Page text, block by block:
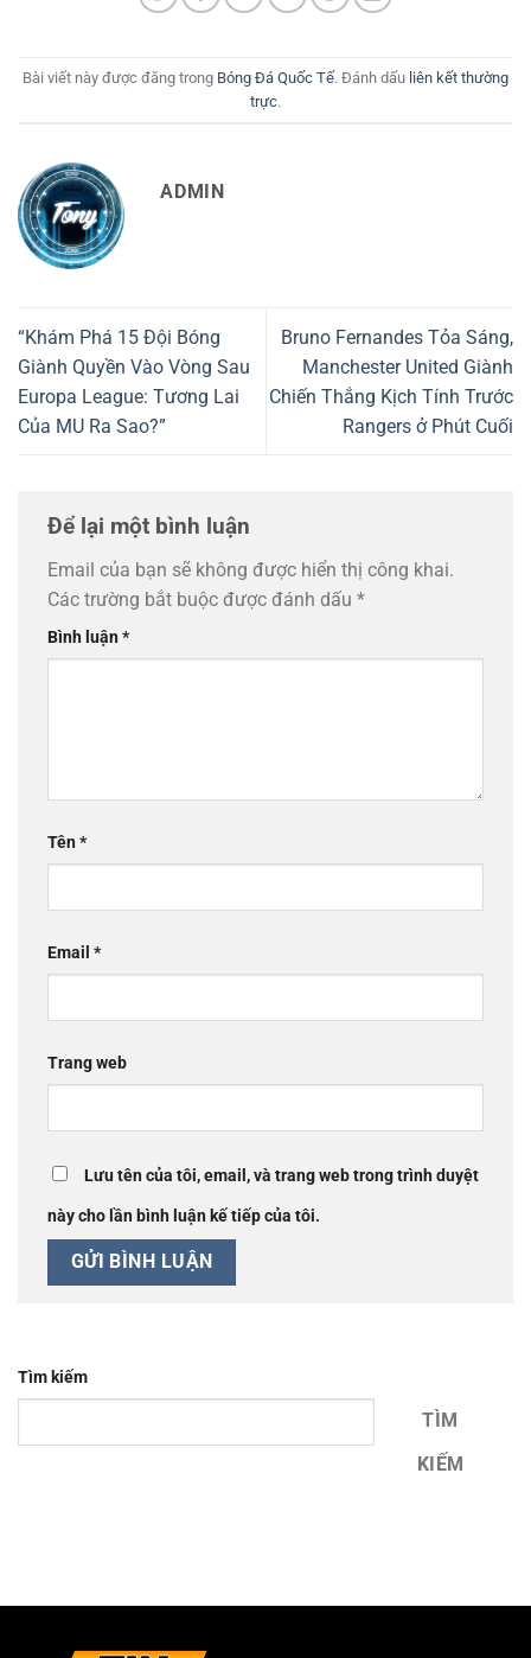
Bài viết này được đăng trong Bóng Đá Quốc Tế. Đánh dấu liên kết thường
trực.
ADMIN
“Khám Phá 15 Đội Bóng
Giành Quyền Vào Vòng Sau
Europa League: Tương Lai
Của MU Ra Sao?”
Bruno Fernandes Tỏa Sáng,
Manchester United Giành
Chiến Thắng Kịch Tính Trước
Rangers ở Phút Cuối
Để lại một bình luận
Email của bạn sẽ không được hiển thị công khai.
Các trường bắt buộc được đánh dấu *
Bình luận*
Tên*
Email *
Trang web
Lưu tên của tôi, email, và trang web trong trình duyệt
này cho lần bình luận kế tiếp của tôi.
Tìm kiếm
TÌM
KIẾM